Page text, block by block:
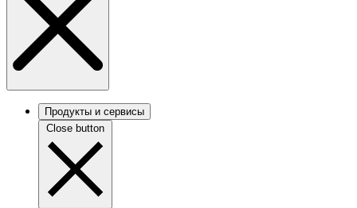
Продукты и сервисы
Close button